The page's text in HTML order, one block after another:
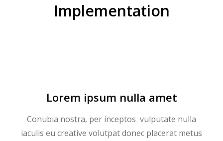
Implementation
Lorem ipsum nulla amet
Conubia nostra, per inceptos vulputate nulla
iaculis eu creative volutpat donec placerat metus